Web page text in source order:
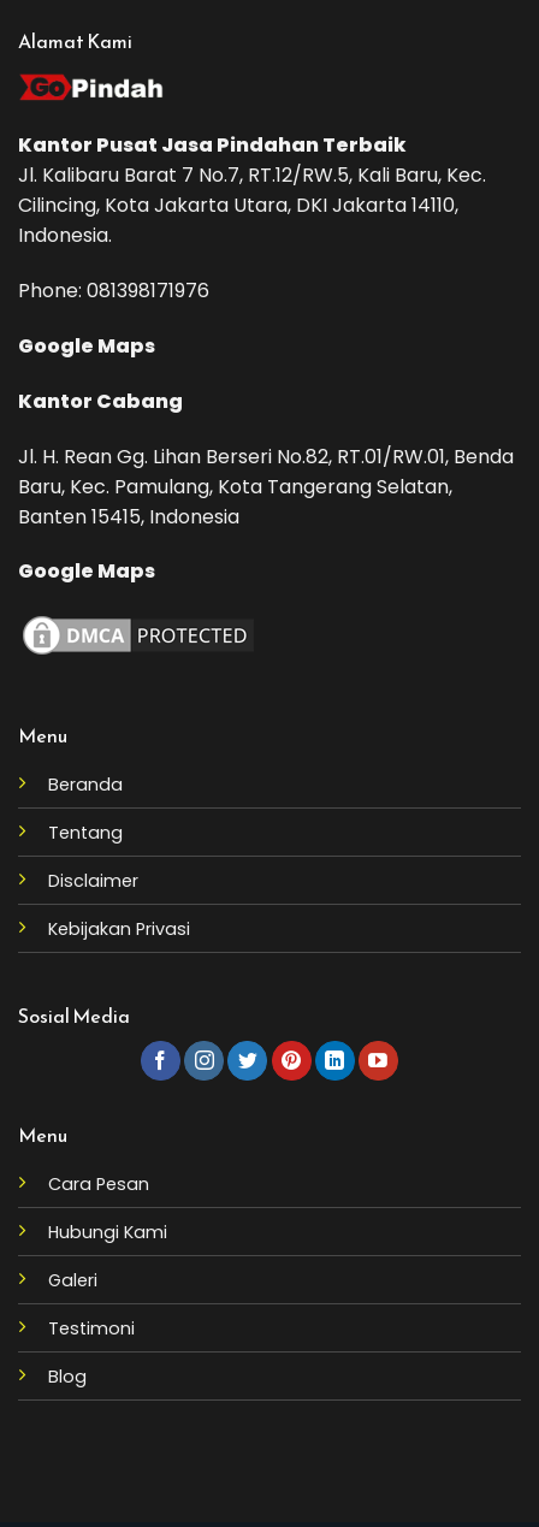
Alamat Kami
Kantor Pusat Jasa PindahanTerbaik
Jl. Kalibaru Barat 7 No.7, RT.12/RW.5, Kali Baru, Kec.
Cilincing, Kota Jakarta Utara, DKI Jakarta 14110,
Indonesia.
Phone: ‪081398171976‬
Google Maps
Kantor Cabang
Jl. H. Rean Gg. Lihan Berseri No.82, RT.01/RW.01, Benda
Baru, Kec. Pamulang, Kota Tangerang Selatan,
Banten 15415, Indonesia
Google Maps
Menu
Beranda
Tentang
Disclaimer
Kebijakan Privasi
Sosial Media
Menu
Cara Pesan
Hubungi Kami
Galeri
Testimoni
Blog